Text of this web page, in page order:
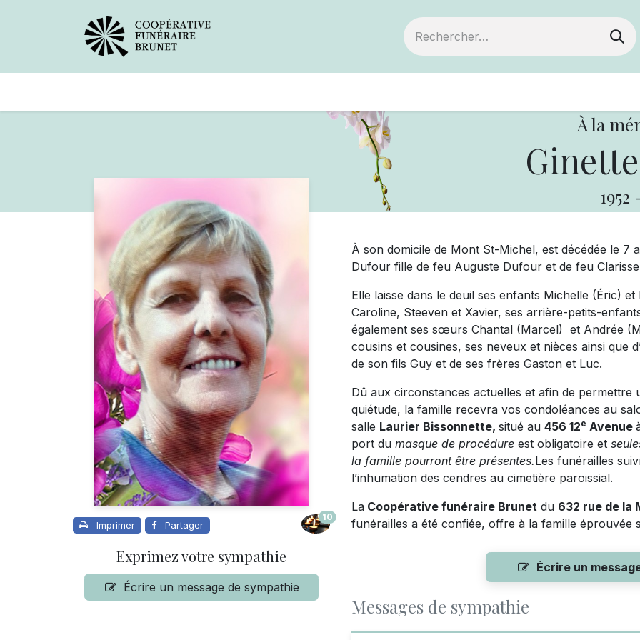
À la
1952
Imprimer Partager
10
Exprimez votre sympathie
Écrire un message de sympathie
À son domicile de Mont St-Michel, est décédée le 7
Dufour fille de feu Auguste Dufour et de feu
Elle laisse dans le deuil ses enfants Michelle (Éric)
Caroline, Steeven et Xavier, ses arrière-petits-
également ses sœurs Chantal (Marcel) et Andrée
cousins et cousines, ses neveux et nièces ainsi que
de son fils Guy et de ses frères Gaston et Luc.
Dû aux circonstances actuelles et afin de permettre
quiétude, la famille recevra vos condoléances au
salle Laurier Bissonnette, situé au 456 12e Avenue
port du masque de procédure est obligatoire et
la famille pourront être présentes.Les funérailles
l’inhumation des cendres au cimetière paroissial.
La Coopérative funéraire Brunet du 632 rue de la
funérailles a été confiée, offre à la famille éprouvée
Écrire un
Messages de sympathie